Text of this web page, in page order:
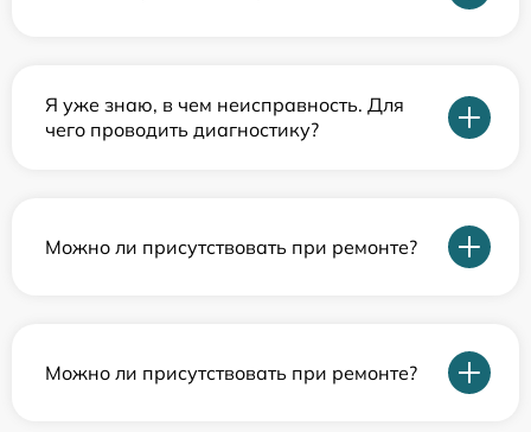
Я уже знаю, в чем неисправность. Для
чего проводить диагностику?
Можно ли присутствовать при ремонте?
Можно ли присутствовать при ремонте?